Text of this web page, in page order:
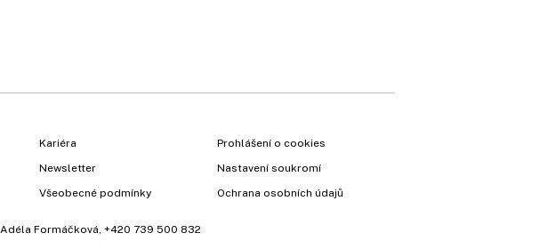
Kariéra
Newsletter
Všeobecné podmínky
Prohlášení o cookies
Nastavení soukromí
Ochrana osobních údajů
Adéla Formáčková +420 739 500 832